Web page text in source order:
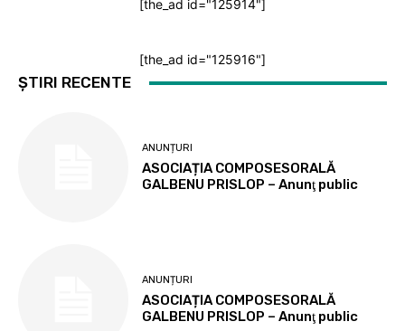
[the_ad id="125914"]
[the_ad id="125916"]
ȘTIRI RECENTE
ANUNȚURI
ASOCIAȚIA COMPOSESORALĂ
GALBENU PRISLOP – Anunţ public
ANUNȚURI
ASOCIAȚIA COMPOSESORALĂ
GALBENU PRISLOP – Anunţ public